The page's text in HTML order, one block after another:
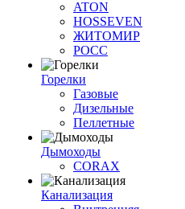
ATON
HOSSEVEN
ЖИТОМИР
РОСС
Горелки
Газовые
Дизельные
Пеллетные
Дымоходы
CORAX
Канализация